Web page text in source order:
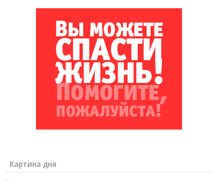
Картина дня